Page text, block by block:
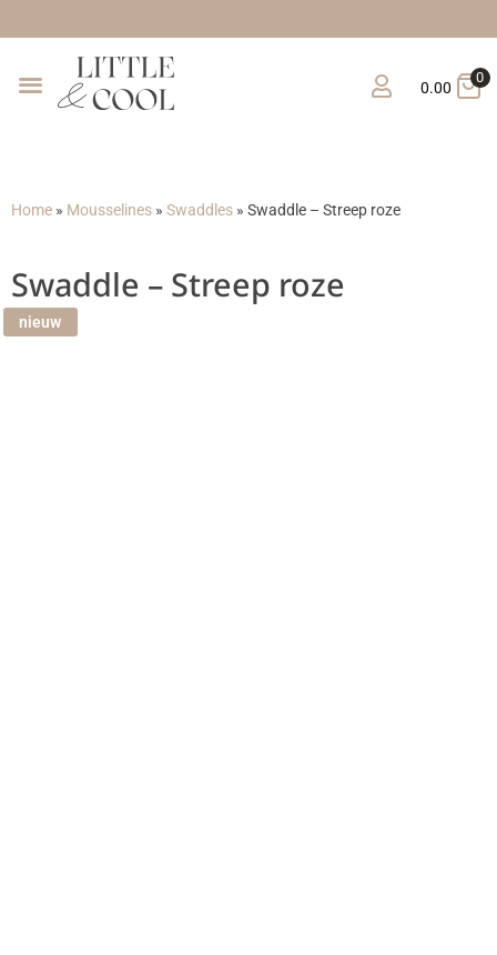
0.00
0
Home » Mousselines » Swaddles » Swaddle – Streep roze
Swaddle – Streep roze
nieuw